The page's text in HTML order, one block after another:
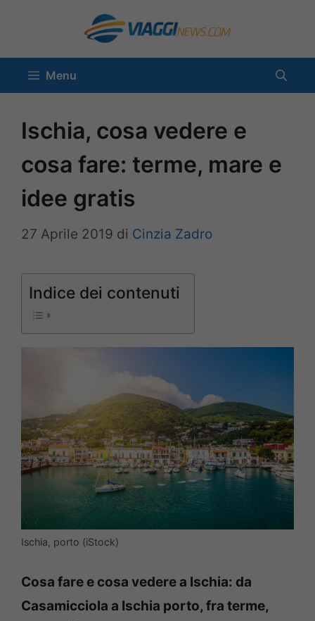
contenuto
Menu
Ischia, cosa vedere e
cosa fare: terme, mare e
idee gratis
27 Aprile 2019 di Cinzia Zadro
Indice dei contenuti
Ischia, porto (iStock)
Cosa fare e cosa vedere a Ischia: da
Casamicciola a Ischia porto, fra terme,